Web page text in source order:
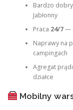
Bardzo
Jabłonny
Praca 24/7—
Naprawy na
campingach
Agregat
działce
Mobilny